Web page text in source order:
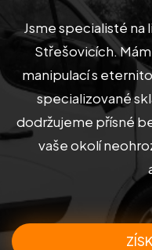
Malování
Deratizace a
Úklid
Příprava
Reference
Jsme specialisté na
Střešovicích.
manipulací s
specializované
dodržujeme přísné
vaše okolí